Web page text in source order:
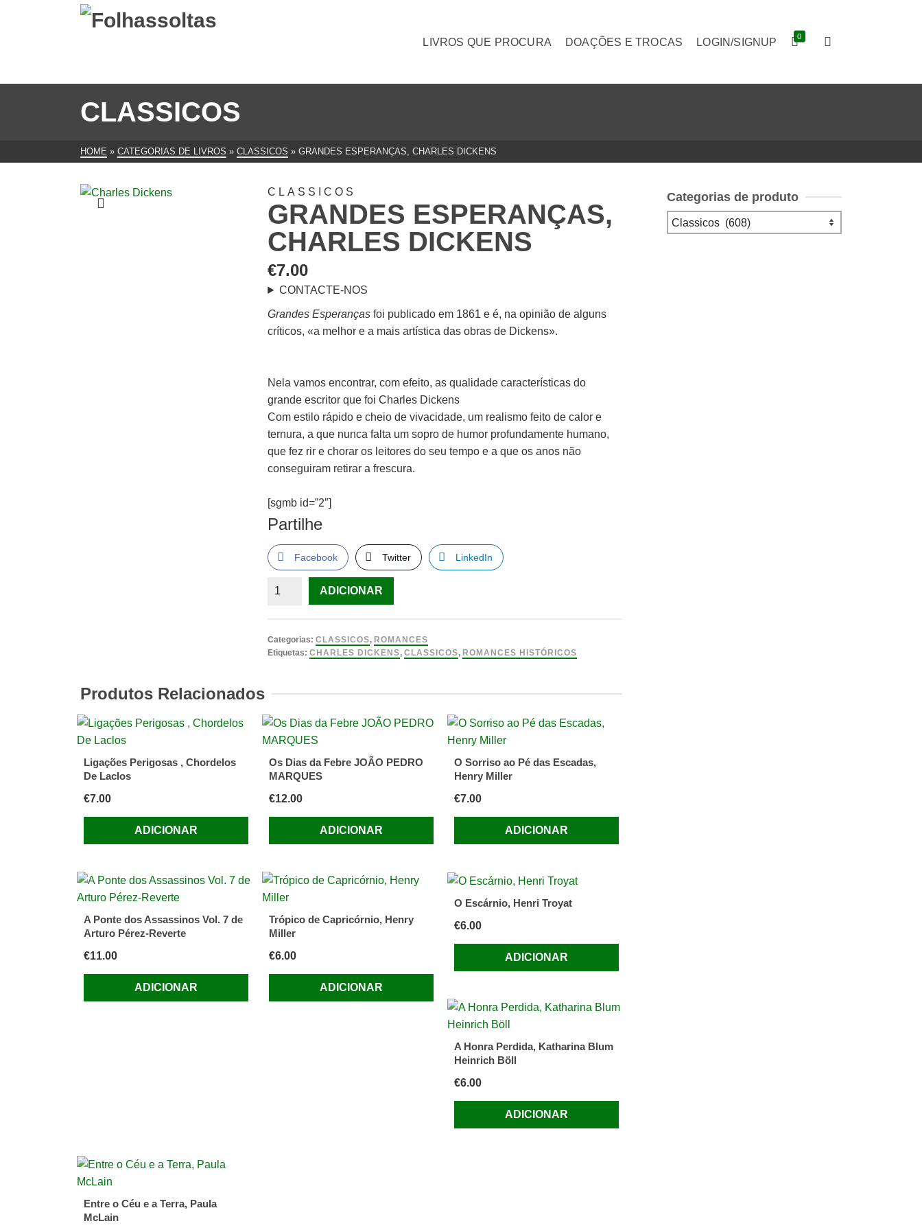
LIVROS QUE PROCURA DOAÇÕES E TROCAS LOGIN/SIGNUP 0
CLASSICOS
HOME » CATEGORIAS DE LIVROS » CLASSICOS » GRANDES ESPERANÇAS, CHARLES DICKENS
CLASSICOS
GRANDES ESPERANÇAS,
CHARLES DICKENS
€7.00
CONTACTE-NOS
Grandes Esperanças foi publicado em 1861 e é, na opinião de alguns
críticos, «a melhor e a mais artística das obras de Dickens».
Nela vamos encontrar, com efeito, as qualidade características do
grande escritor que foi Charles Dickens
Com estilo rápido e cheio de vivacidade, um realismo feito de calor e
ternura, a que nunca falta um sopro de humor profundamente humano,
que fez rir e chorar os leitores do seu tempo e a que os anos não
conseguiram retirar a frescura.
[sgmb id=”2″]
Partilhe
Facebook Twitter LinkedIn
Quantidade
Esperanças,
Charles
ADICIONAR
Categorias:CLASSICOS, ROMANCES
Etiquetas:CHARLES DICKENS,CLASSICOS, ROMANCES HISTÓRICOS
Produtos Relacionados
Ligações Perigosas , Chordelos
De Laclos
€7.00
ADICIONAR
Os Dias da Febre JOÃO PEDRO
MARQUES
€12.00
ADICIONAR
O Sorriso ao Pé das Escadas,
Henry Miller
€7.00
ADICIONAR
A Ponte dos Assassinos Vol. 7 de
Arturo Pérez-Reverte
€11.00
ADICIONAR
Trópico de Capricórnio, Henry
Miller
€6.00
ADICIONAR
O Escárnio, Henri Troyat
€6.00
ADICIONAR
A Honra Perdida, Katharina Blum
Heinrich Böll
€6.00
ADICIONAR
Entre o Céu e a Terra, Paula
McLain
Categorias de produto